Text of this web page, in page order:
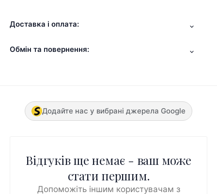
Доставка і оплата:
Обмін та повернення:
Додайте нас у вибрані джерела Google
Відгуків ще немає - ваш може
стати першим.
Допоможіть іншим користувачам з